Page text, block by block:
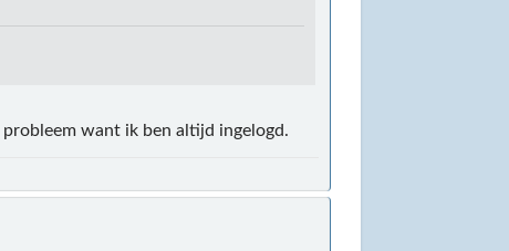
want ik ben altijd ingelogd.